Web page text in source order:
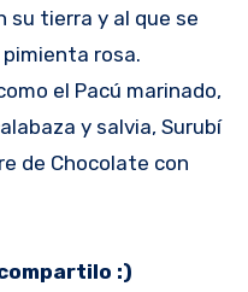
su tierra y al que se
rosa.
el Pacú marinado,
y salvia, Surubí
de Chocolate con
:)